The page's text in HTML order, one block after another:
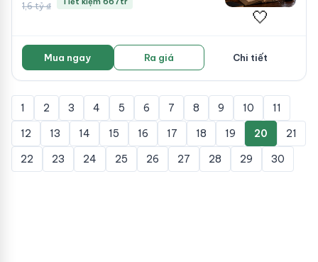
1,6 tỷ ₫
🤍
Mua ngay Ra giá Chi tiết
1 2 3 4 5 6 7 8 9 10
11
12
13 14 15 16 17 18 19 20
21
22
23 24 25 26 27 28 29 30